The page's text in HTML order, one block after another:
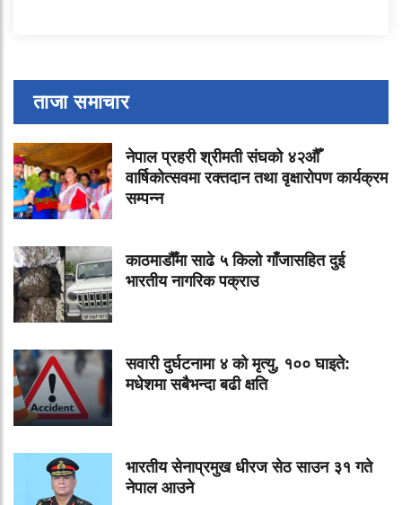
ताजा समाचार
नेपाल प्रहरी श्रीमती संघको ४२औँ
वार्षिकोत्सवमा रक्तदान तथा वृक्षारोपण कार्यक्रम
सम्पन्न
काठमाडौँमा साढे ५ किलो गाँजासहित दुई
भारतीय नागरिक पक्राउ
सवारी दुर्घटनामा ४ को मृत्यु, १०० घाइते:
मधेशमा सबैभन्दा बढी क्षति
भारतीय सेनाप्रमुख धीरज सेठ साउन ३१ गते
नेपाल आउने